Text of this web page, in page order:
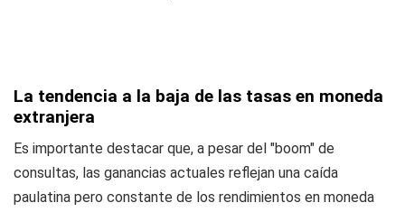
La tendencia a la baja de las tasas en moneda
extranjera
Es importante destacar que, a pesar del "boom" de
consultas, las ganancias actuales reflejan una caída
paulatina pero constante de los rendimientos en moneda